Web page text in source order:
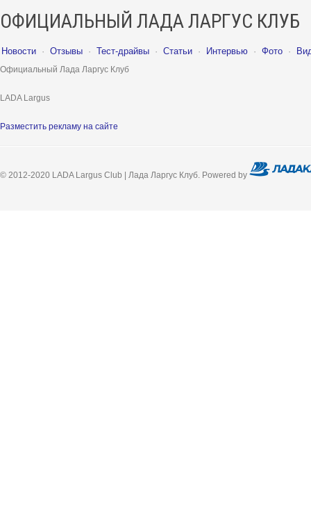
ОФИЦИАЛЬНЫЙ ЛАДА ЛАРГУС КЛУБ
Новости · Отзывы · Тест-драйвы · Статьи · Интервью · Фото ·
Официальный Лада Ларгус Клуб
LADA Largus
Разместить рекламу на сайте
© 2012-2020 LADA Largus Club | Лада Ларгус Клуб. Powered by